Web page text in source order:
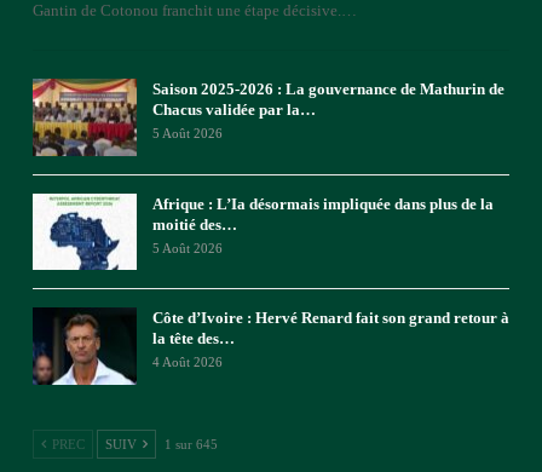
Gantin de Cotonou franchit une étape décisive.…
Saison 2025-2026 : La gouvernance de Mathurin de
Chacus validée par la…
5 Août 2026
Afrique : L’Ia désormais impliquée dans plus de la
moitié des…
5 Août 2026
Côte d’Ivoire : Hervé Renard fait son grand retour à
la tête des…
4 Août 2026
PREC SUIV 1 sur 645